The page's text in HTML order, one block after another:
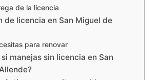
de la licencia
de licencia en San Miguel de
para renovar
si manejas sin licencia en San